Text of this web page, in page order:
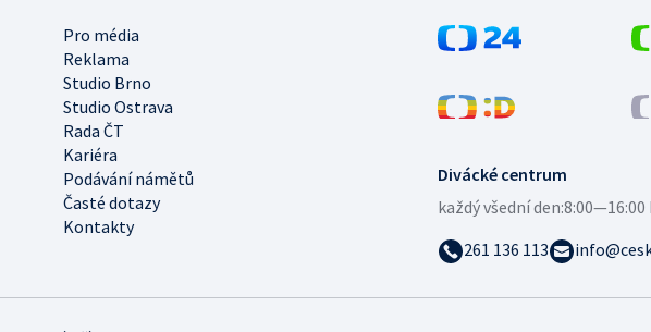
Pro média
Reklama
Studio Brno
Studio Ostrava
Rada ČT
Kariéra
Podávání námětů
Časté dotazy
Kontakty
Divácké centrum
každý všední den:8:00—16:00
261 136 113